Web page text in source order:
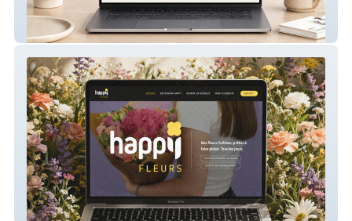
Palm & Flora – Site du studio
Happy Fleurs – Création de site vitrine